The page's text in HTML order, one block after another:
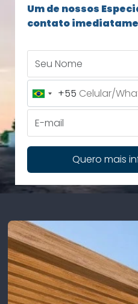
Um de nossos
contato
Brazil
+55
+55
Quero mais